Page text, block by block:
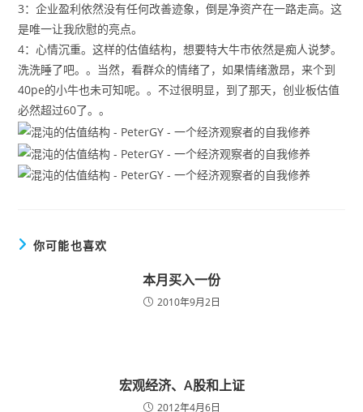
3：企业盈利依然没有任何改善迹象，倒是净资产在一路走高。这
是唯一让我欣慰的亮点。
4：心情沉重。这样的估值结构，想要特大牛市依然是痴人说梦。
洗洗睡了吧。。当然，看群众的情绪了，如果情绪激昂，来个到
40pe的小牛也未可知呢。。不过很明显，到了那天，创业板估值
必然超过60了。。
你可能也喜欢
本月买入一份
2010年9月2日
宏观经济、A股和上证
2012年4月6日